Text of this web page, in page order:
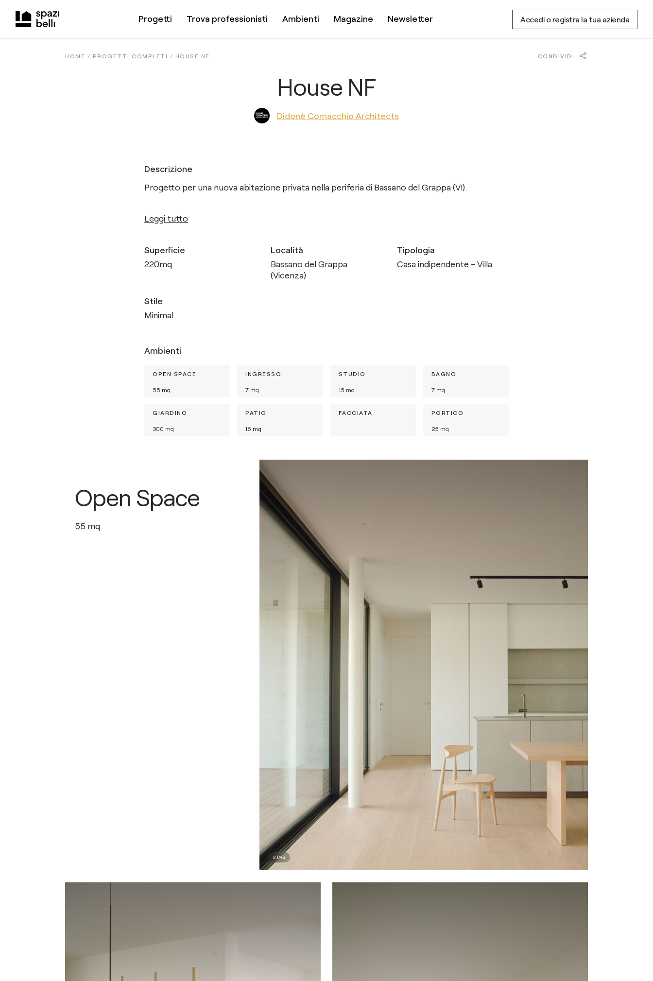
Progetti Trova professionisti Ambienti Magazine Newsletter Accedi o registra la tua azienda
HOME / PROGETTI COMPLETI / HOUSE NF CONDIVIDI
House NF
Didonè Comacchio Architects
Descrizione
Progetto per una nuova abitazione privata nella periferia di Bassano del Grappa (VI).
Leggi tutto
Superficie
220mq
Località
Bassano del Grappa
(Vicenza)
Tipologia
Casa indipendente - Villa
Stile
Minimal
Ambienti
OPEN SPACE
55 mq
INGRESSO
7 mq
STUDIO
15 mq
BAGNO
7mq
GIARDINO
300 mq
PATIO
16 mq
FACCIATA PORTICO
25 mq
Open Space
55 mq
2TAG